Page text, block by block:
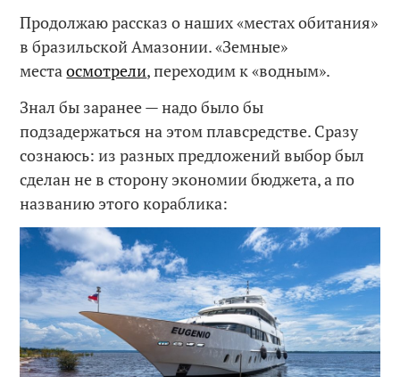
Продолжаю рассказ о наших «местах обитания»
в бразильской Амазонии. «Земные»
местаосмотрели, переходим к «водным».
Знал бы заранее — надо было бы
подзадержаться на этом плавсредстве. Сразу
сознаюсь: из разных предложений выбор был
сделан не в сторону экономии бюджета, а по
названию этого кораблика: